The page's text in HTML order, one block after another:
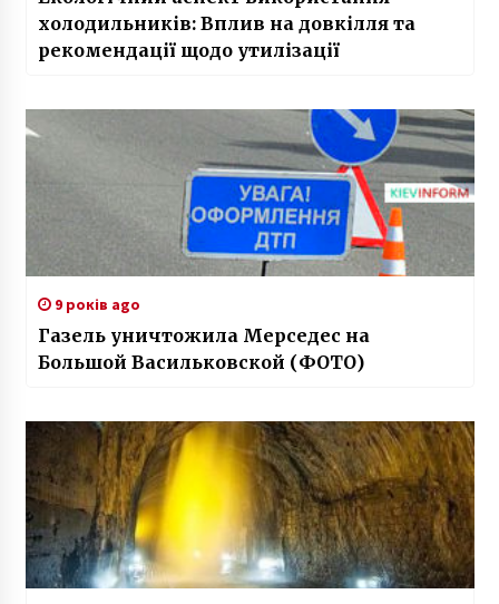
холодильників: Вплив на довкілля та
рекомендації щодо утилізації
9 років ago
Газель уничтожила Мерседес на
Большой Васильковской (ФОТО)